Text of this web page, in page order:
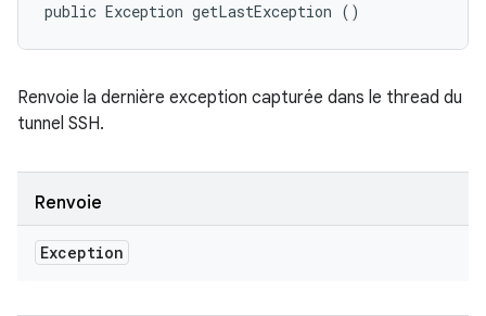
public Exception getLastException ()
Renvoie la dernière exception capturée dans le thread du
tunnel SSH.
Renvoie
Exception